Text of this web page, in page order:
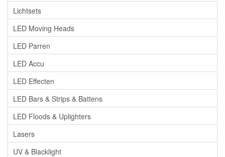
Lichtsets
LED Moving Heads
LED Parren
LED Accu
LED Effecten
LED Bars & Strips & Battens
LED Floods & Uplighters
Lasers
UV & Blacklight